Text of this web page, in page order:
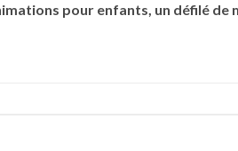
pour enfants, un défilé de